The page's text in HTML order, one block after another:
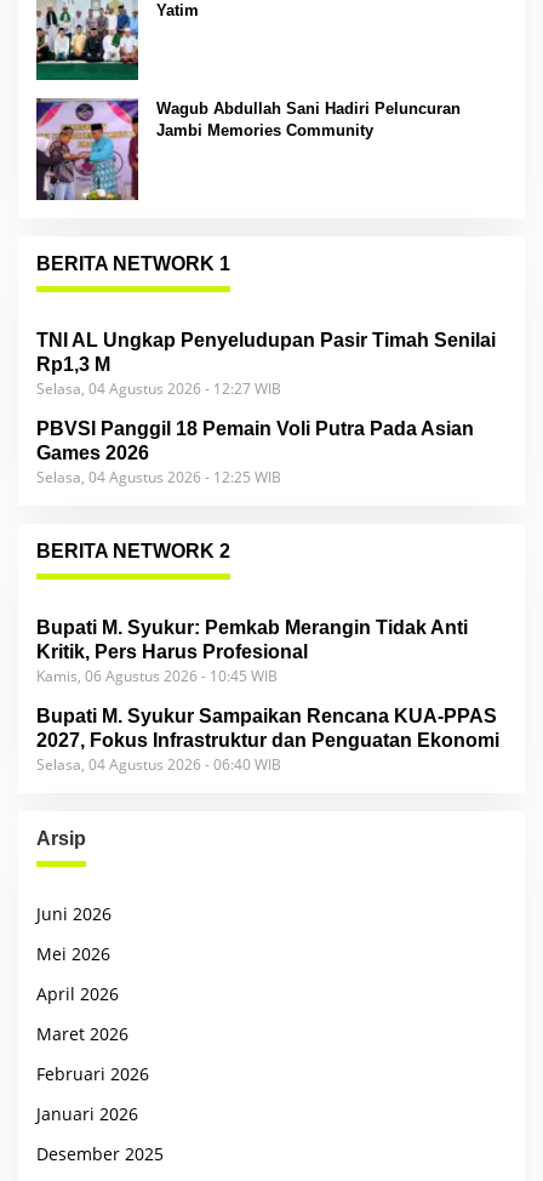
Yatim
Wagub Abdullah Sani Hadiri Peluncuran
Jambi Memories Community
BERITA NETWORK 1
TNI AL Ungkap Penyeludupan Pasir Timah Senilai
Rp1,3 M
Selasa, 04 Agustus 2026 - 12:27 WIB
PBVSI Panggil 18 Pemain Voli Putra Pada Asian
Games 2026
Selasa, 04 Agustus 2026 - 12:25 WIB
BERITA NETWORK 2
Bupati M. Syukur: Pemkab Merangin Tidak Anti
Kritik, Pers Harus Profesional
Kamis, 06 Agustus 2026 - 10:45 WIB
Bupati M. Syukur Sampaikan Rencana KUA-PPAS
2027, Fokus Infrastruktur dan Penguatan Ekonomi
Selasa, 04 Agustus 2026 - 06:40 WIB
Arsip
Juni 2026
Mei 2026
April 2026
Maret 2026
Februari 2026
Januari 2026
Desember 2025